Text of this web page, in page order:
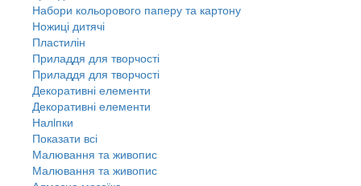
Набори кольорового паперу та картону
Ножиці дитячі
Пластилін
Приладдя для творчості
Приладдя для творчості
Декоративні елементи
Декоративні елементи
Налiпки
Показати всі
Малювання та живопис
Малювання та живопис